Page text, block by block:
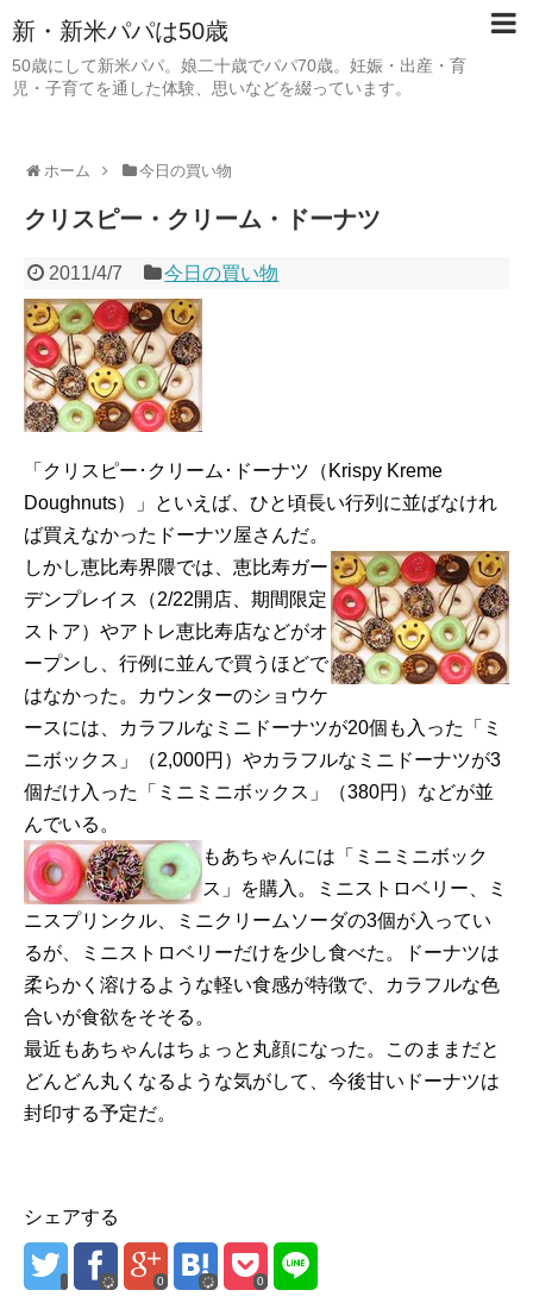
新・新米パパは50歳
50歳にして新米パパ。娘二十歳でパパ70歳。妊娠・出産・育
児・子育てを通した体験、思いなどを綴っています。
ホーム 今日の買い物
クリスピー・クリーム・ドーナツ
2011/4/7 今日の買い物
「クリスピー･クリーム･ドーナツ（Krispy Kreme
Doughnuts）」といえば、ひと頃長い行列に並ばなけれ
ば買えなかったドーナツ屋さんだ。
しかし恵比寿界隈では、恵比寿ガー
デンプレイス（2/22開店、期間限定
ストア）やアトレ恵比寿店などがオ
ープンし、行例に並んで買うほどで
はなかった。カウンターのショウケ
ースには、カラフルなミニドーナツが20個も入った「ミ
ニボックス」（2,000円）やカラフルなミニドーナツが3
個だけ入った「ミニミニボックス」（380円）などが並
んでいる。
もあちゃんには「ミニミニボック
ス」を購入。ミニストロベリー、ミ
ニスプリンクル、ミニクリームソーダの3個が入ってい
るが、ミニストロベリーだけを少し食べた。ドーナツは
柔らかく溶けるような軽い食感が特徴で、カラフルな色
合いが食欲をそそる。
最近もあちゃんはちょっと丸顔になった。このままだと
どんどん丸くなるような気がして、今後甘いドーナツは
封印する予定だ。
シェアする
0 0